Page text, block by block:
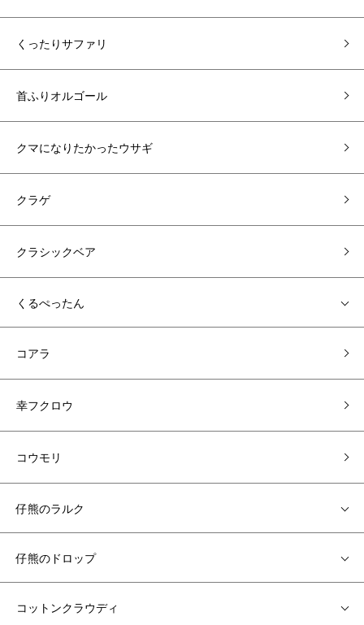
くったりサファリ
首ふりオルゴール
クマになりたかったウサギ
クラゲ
クラシックベア
くるぺったん
コアラ
幸フクロウ
コウモリ
仔熊のラルク
仔熊のドロップ
コットンクラウディ